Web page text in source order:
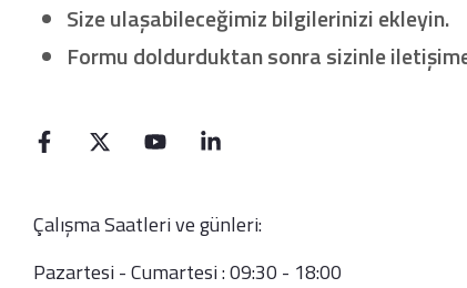
Size ulaşabileceğimiz bilgilerinizi ekleyin.
Formu doldurduktan sonra sizinle
Çalışma Saatleri ve günleri:
Pazartesi - Cumartesi : 09:30 - 18:00